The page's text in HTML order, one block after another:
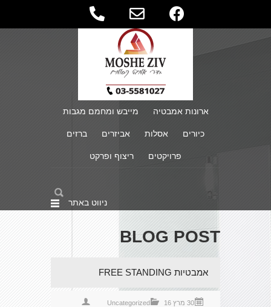
ארונות אמבטיה מייבש ומחמם מגבות
כיורים אסלות אביזרים ברזים
פרויקטים ריצוף ופרקט
ניווט באתר
BLOG POST
אמבטיות FREE STANDING
30 מרץ 16 Uncategorized